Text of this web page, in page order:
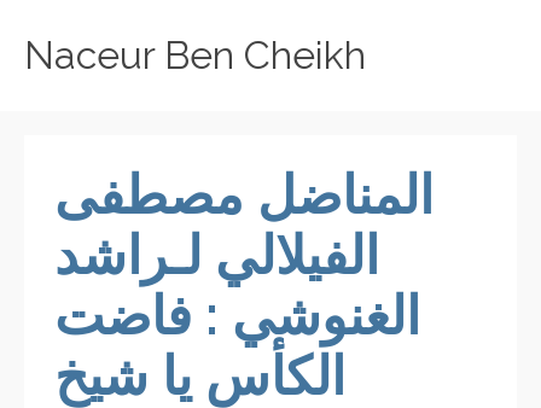
Naceur Ben Cheikh
المناضل مصطفى
الفيلالي لـراشد
الغنوشي : فاضت
الكأس يا شيخ